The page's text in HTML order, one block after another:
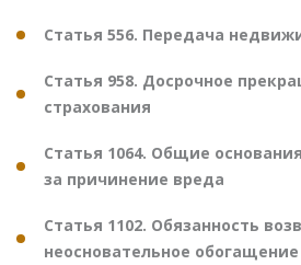
Статья 556. Передача
Статья 958. Досрочное
страхования
Статья 1064. Общие
за причинение вреда
Статья 1102. Обязанность
неосновательное обогащение